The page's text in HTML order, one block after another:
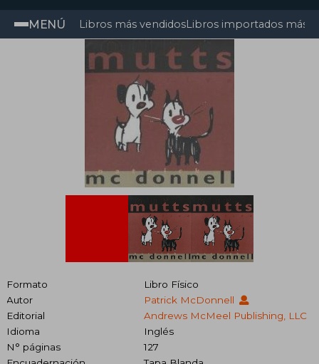
MENÚ Libros más vendidosLibros importados más
Formato
Libro Físico
Autor
Patrick McDonnell
Editorial
Andrews McMeel Publishing, LLC
Idioma
Inglés
N° páginas
127